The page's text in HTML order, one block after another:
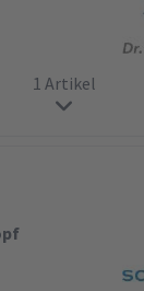
1 Artikel